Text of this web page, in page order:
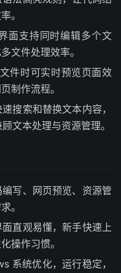
。
面支持同时编辑多个文
文件处理效率。
件时可实时预览页面效
制作流程。
搜索和替换文本内容，
文本处理与资源管理。
写、网页预览、资源管
。
直观易懂，新手快速上
操作习惯。
系统优化，运行稳定，